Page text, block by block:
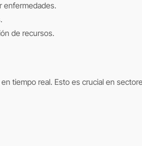
enfermedades.
de recursos.
tiempo real. Esto es crucial en